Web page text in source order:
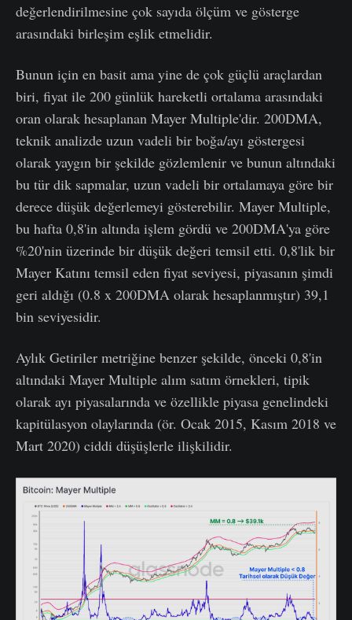
değerlendirilmesine çok sayıda ölçüm ve gösterge
arasındaki birleşim eşlik etmelidir.
Bunun için en basit ama yine de çok güçlü araçlardan
biri, fiyat ile 200 günlük hareketli ortalama arasındaki
oran olarak hesaplanan Mayer Multiple'dir. 200DMA,
teknik analizde uzun vadeli bir boğa/ayı göstergesi
olarak yaygın bir şekilde gözlemlenir ve bunun altındaki
bu tür dik sapmalar, uzun vadeli bir ortalamaya göre bir
derece düşük değerlemeyi gösterebilir. Mayer Multiple,
bu hafta 0,8'in altında işlem gördü ve 200DMA'ya göre
%20'nin üzerinde bir düşük değeri temsil etti. 0,8'lik bir
Mayer Katını temsil eden fiyat seviyesi, piyasanın şimdi
geri aldığı (0.8 x 200DMA olarak hesaplanmıştır) 39,1
bin seviyesidir.
Aylık Getiriler metriğine benzer şekilde, önceki 0,8'in
altındaki Mayer Multiple alım satım örnekleri, tipik
olarak ayı piyasalarında ve özellikle piyasa genelindeki
kapitülasyon olaylarında (ör. Ocak 2015, Kasım 2018 ve
Mart 2020) ciddi düşüşlerle ilişkilidir.